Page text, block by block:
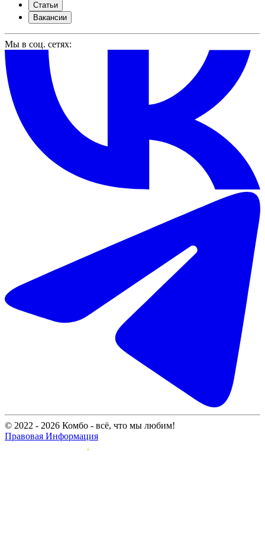
Статьи
Вакансии
Мы в соц. сетях:
© 2022 - 2026 Комбо - всё, что мы любим!
Правовая Информация